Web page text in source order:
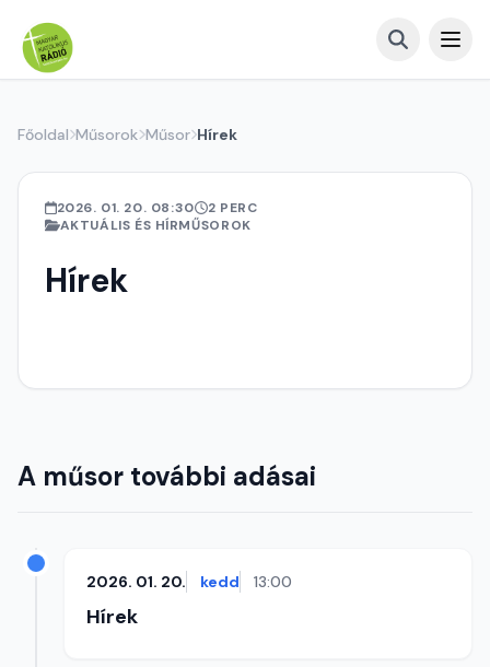
Főoldal Műsorok Műsor Hírek
2026. 01. 20. 08:30
2 PERC
AKTUÁLIS ÉS HÍRMŰSOROK
Hírek
A műsor további adásai
2026. 01. 20. kedd 13:00
Hírek